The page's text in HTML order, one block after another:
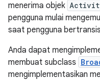
menerima objek
pengguna mulai
saat pengguna
Anda dapat
membuat subclass
mengimplementasikan